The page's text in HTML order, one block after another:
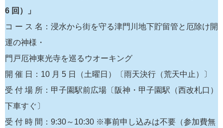
6 回）」
コ ー ス 名：浸水から街を守る津門川地下貯留管と厄除け開
運の神様・
門戸厄神東光寺を巡るウオーキング
開 催 日：10 月 5 日（土曜日）〔雨天決行（荒天中止）〕
受 付 場 所：甲子園駅前広場〔阪神・甲子園駅（西改札口）
下車すぐ〕
受 付 時 間：9:30～10:30 ※事前申し込みは不要（参加費無